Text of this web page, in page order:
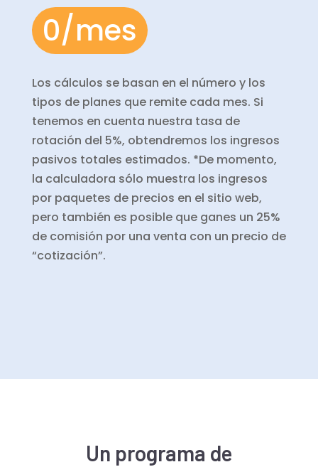
0/mes
Los cálculos se basan en el número y los
tipos de planes que remite cada mes. Si
tenemos en cuenta nuestra tasa de
rotación del 5%, obtendremos los ingresos
pasivos totales estimados. *De momento,
la calculadora sólo muestra los ingresos
por paquetes de precios en el sitio web,
pero también es posible que ganes un 25%
de comisión por una venta con un precio de
“cotización”.
Un programa de